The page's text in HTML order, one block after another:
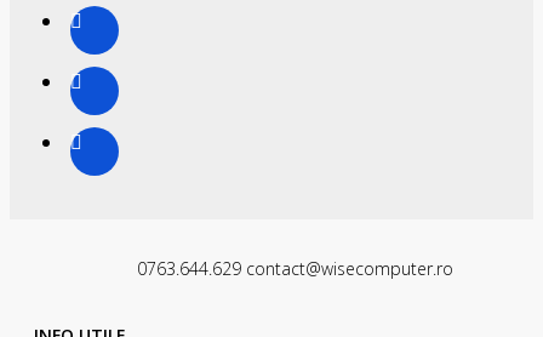
0763.644.629 contact@wisecomputer.ro